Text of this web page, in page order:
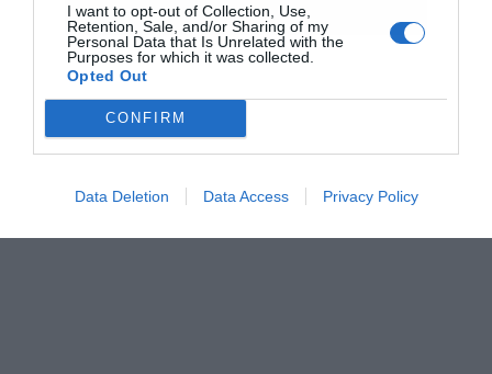
I want to opt-out of Collection, Use,
Retention, Sale, and/or Sharing of my
Personal Data that Is Unrelated with the
Purposes for which it was collected.
Opted Out
CONFIRM
Data Deletion Data Access Privacy Policy